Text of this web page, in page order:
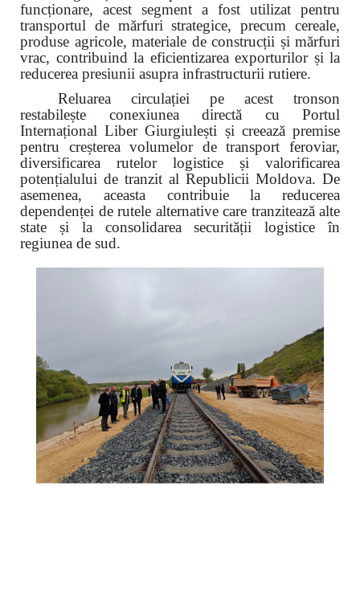
funcționare, acest segment a fost utilizat pentru
transportul de mărfuri strategice, precum cereale,
produse agricole, materiale de construcții și mărfuri
vrac, contribuind la eficientizarea exporturilor și la
reducerea presiunii asupra infrastructurii rutiere.
Reluarea circulației pe acest tronson
restabilește conexiunea directă cu Portul
Internațional Liber Giurgiulești și creează premise
pentru creșterea volumelor de transport feroviar,
diversificarea rutelor logistice și valorificarea
potențialului de tranzit al Republicii Moldova. De
asemenea, aceasta contribuie la reducerea
dependenței de rutele alternative care tranzitează alte
state și la consolidarea securității logistice în
regiunea de sud.